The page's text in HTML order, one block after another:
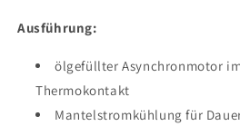
Ausführung:
ölgefüllter Asynchronmotor
Thermokontakt
Mantelstromkühlung für